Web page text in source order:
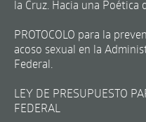
la Cruz. Hacia una Poética
PROTOCOLO para la
acoso sexual en la
Federal.
LEY DE PRESUPUESTO
FEDERAL